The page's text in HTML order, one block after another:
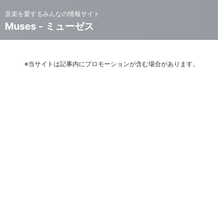
音楽を愛するみんなの情報サイト
Muses - ミューゼス
※当サイトは記事内にプロモーションが含む場合があります。